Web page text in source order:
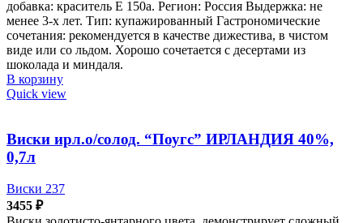
добавка: краситель Е 150а. Регион: Россия Выдержка: не
менее 3-х лет. Тип: купажированный Гастрономические
сочетания: рекомендуется в качестве дижестива, в чистом
виде или со льдом. Хорошо сочетается с десертами из
шоколада и миндаля.
В корзину
Quick view
Виски ирл.о/солод. “Поугс” ИРЛАНДИЯ 40%,
0,7л
Виски 237
3455 ₽